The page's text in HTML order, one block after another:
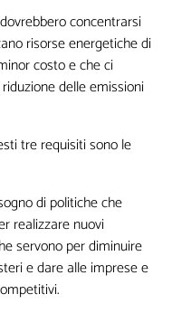
concentrarsi
risorse energetiche di
costo e che ci
delle emissioni
tre requisiti sono le
di politiche che
realizzare nuovi
servono per diminuire
e dare alle imprese e